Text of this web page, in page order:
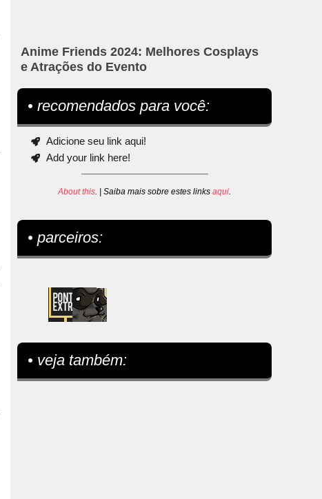
Anime Friends 2024: Melhores Cosplays
e Atrações do Evento
• recomendados para você:
Adicione seu link aqui!
Add your link here!
About this. | Saiba mais sobre estes linksaqui.
• parceiros:
• veja também: